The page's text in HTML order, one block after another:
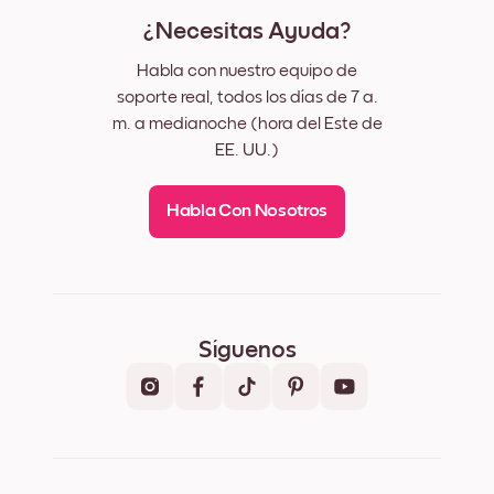
¿Necesitas Ayuda?
Habla con nuestro equipo de
soporte real, todos los días de 7 a.
m. a medianoche (hora del Este de
EE. UU.)
Habla Con Nosotros
Síguenos